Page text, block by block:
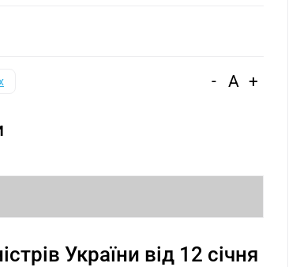
- A +
України від 12 січня